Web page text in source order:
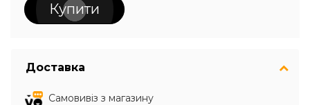
Купити
Доставка
Самовивіз з магазину